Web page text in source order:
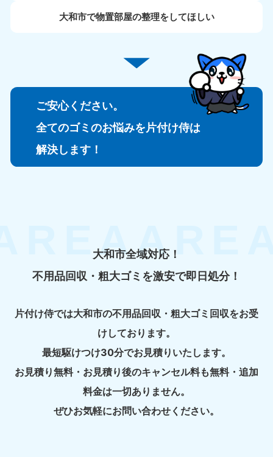
大和市で物置部屋の整理をしてほしい
ご安心ください。
全てのゴミのお悩みを片付け侍は
解決します！
大和市全域対応！
不用品回収・粗大ゴミを激安で即日処分！
片付け侍では大和市の不用品回収・粗大ゴミ回収をお受
けしております。
最短駆けつけ30分でお見積りいたします。
お見積り無料・お見積り後のキャンセル料も無料・追加
料金は一切ありません。
ぜひお気軽にお問い合わせください。